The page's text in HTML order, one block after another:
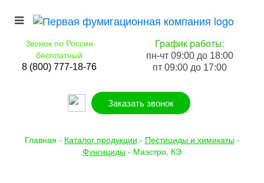
Звонок по России
бесплатный
8 (800) 777-18-76
График работы:
пн-чт 09:00 до 18:00
пт 09:00 до 17:00
Заказать звонок
Главная - Каталог продукции - Пестициды и химикаты-
Фунгициды - Маэстро, КЭ